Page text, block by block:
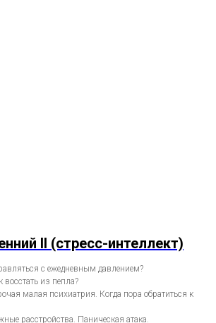
II (стресс-интеллект)
с ежедневным давлением?
восстать из пепла?
малая психиатрия. Когда пора обратиться к
расстройства. Паническая атака.